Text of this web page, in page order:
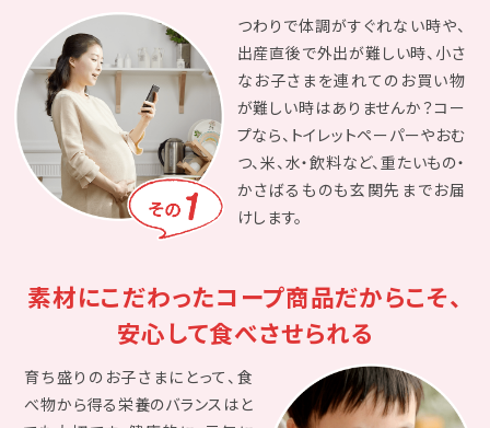
つわりで体調がすぐれない時や、
出産直後で外出が難しい時、小さ
なお子さまを連れてのお買い物
が難しい時はありませんか？コー
プなら、トイレットペーパーやおむ
つ、米、水・飲料など、重たいもの・
かさばるものも玄関先までお届
けします。
素材にこだわったコープ商品だからこそ、
安心して食べさせられる
育ち盛りのお子さまにとって、食
べ物から得る栄養のバランスはと